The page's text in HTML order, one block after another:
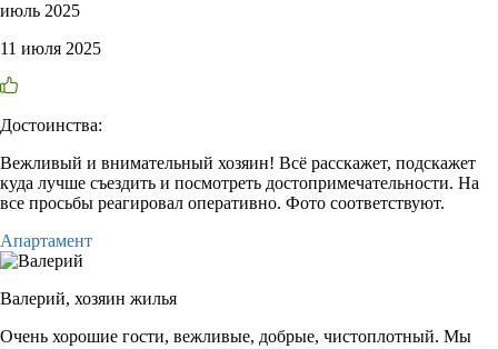
июль 2025
11 июля 2025
Достоинства:
Вежливый и внимательный хозяин! Всё расскажет, подскажет
куда лучше съездить и посмотреть достопримечательности. На
все просьбы реагировал оперативно. Фото соответствуют.
Апартамент
Валерий, хозяин жилья
Очень хорошие гости, вежливые, добрые, чистоплотный. Мы